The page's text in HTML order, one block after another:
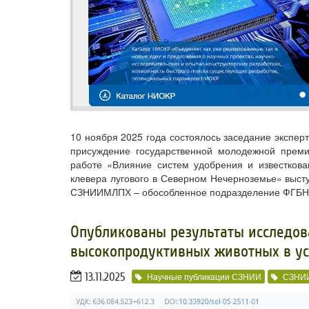
10 ноября 2025 года состоялось заседание
присуждение государственной молодежной
работе «Влияние систем удобрения и
клевера лугового в Северном Нечерноземье»
СЗНИИМЛПХ – обособленное подразделение
Опубликованы результаты
высокопродуктивных животных в
13.11.2025 Научные публикации СЗНИИ